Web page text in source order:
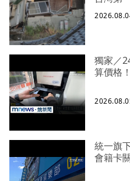
獨家／
算價格
統一旗
會籍卡